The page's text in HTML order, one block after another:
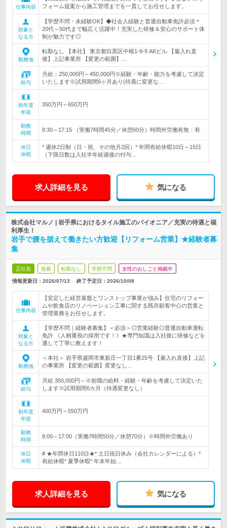
仕事内容
フォーム提案から施工管理までを一貫してお任せします。
対象と
なる方
【学歴不問・未経験OK】◆社会人経験と普通自動車免許必須＊
20代～50代まで幅広く活躍中！充実した研修＆安心のサポート体
制が魅力です◎
勤務地
転勤なし 【本社】 東京都目黒区中根1-9-9 AKビル 【雇入れ直
後】上記事業所 【変更の範囲】…
給与
月給：250,000円～450,000円※経験・年齢・能力を考慮して決定
いたします※試用期間6ヶ月あり(待遇に変更な…
初年度
年収
350万円～650万円
勤務
時間
8:30～17:15 （実働7時間45分／休憩60分）時間外労働有無：有
休日
休暇
* 週休2日制（日・祝、その他月2回）* 年間有給休暇10日～15日
（下限日数は入社半年経過後の付与…
求人詳細を見る 気になる
株式会社マルノ | 岩手県におけるタイル施工のパイオニア／充実の待遇と福
利厚生！
岩手で腰を据えて働きたい方歓迎【リフォーム営業】★経験者募
集
正社員 急募 転勤なし 学歴不問 女性のおしごと掲載中
情報更新日：2026/07/13 終了予定日： 2026/10/08
仕事内容
【安定した経営基盤とワンストップ事業が強み】住宅のリフォー
ムや飲食店のリノベーション工事に関する既存顧客中心の営業と
管理業務をお任せします。
対象と
なる方
【学歴不問｜経験者募集】＜必須＞◎営業経験◎普通自動車運転
免許 《人柄重視の採用です！》★専門知識は入社後に研修などを
通して丁寧に教えます！
勤務地
＜本社＞ 岩手県盛岡市東新庄一丁目1番25号 【雇入れ直後】上記
の事業所 【変更の範囲】変更なし…
給与
月給 350,000円～※前職の給料・経験・年齢を考慮して決定いた
します※試用期間6カ月（待遇変更なし）
初年度
年収
400万円～550万円
勤務
時間
8:00～17:00（実働7時間50分／休憩70分）※時間外労働あり
休日
休暇
# ★年間休日110日★* 土日祝日休み（会社カレンダーによる）*
有給休暇* 夏季休暇* 年末年始…
求人詳細を見る 気になる